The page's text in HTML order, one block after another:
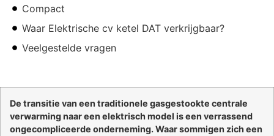
Compact
Waar Elektrische cv ketel DAT verkrijgbaar?
Veelgestelde vragen
De transitie van een traditionele gasgestookte centrale
verwarming naar een elektrisch model is een verrassend
ongecompliceerde onderneming. Waar sommigen zich een